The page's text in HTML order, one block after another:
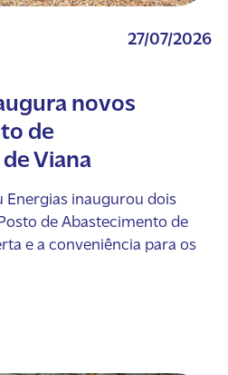
27/07/2026
novos
de
Viana
Energias inaugurou dois
de Abastecimento de
e a conveniência para os